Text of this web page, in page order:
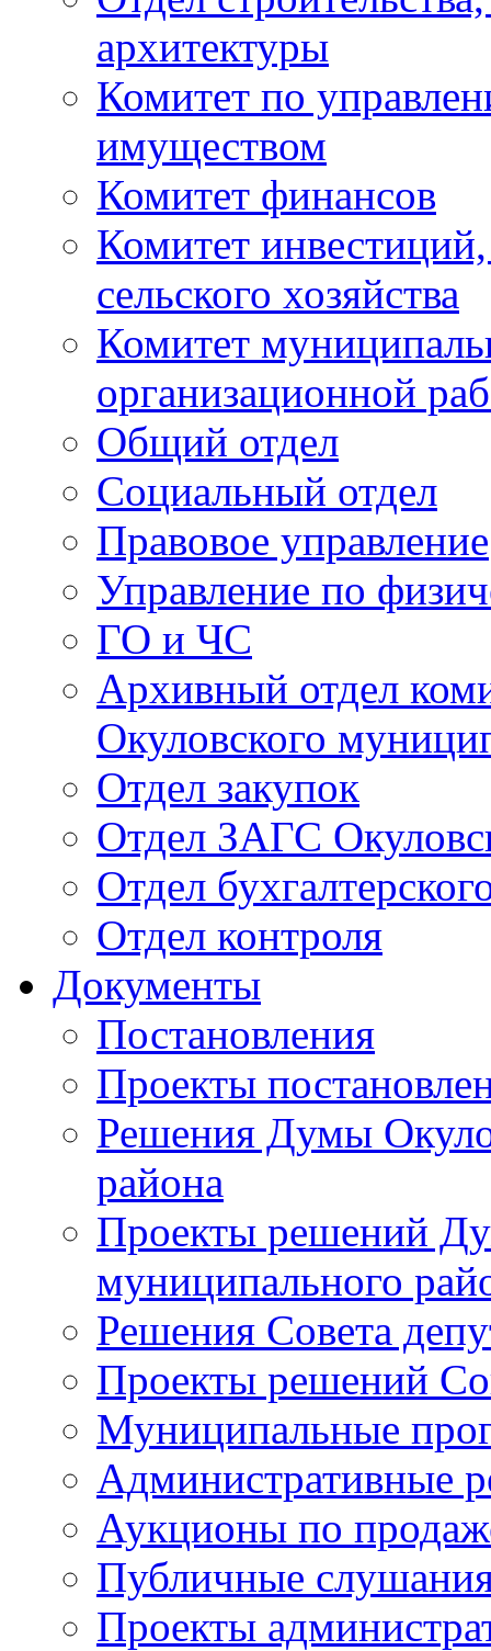
архитектуры
Комитет по
имуществом
Комитет финансов
Комитет
сельского хозяйства
Комитет
организационной
Общий отдел
Социальный отдел
Правовое управление
Управление по
ГО и ЧС
Архивный отдел
Окуловского
Отдел закупок
Отдел ЗАГС
Отдел
Отдел контроля
Документы
Постановления
Проекты
Решения Думы
района
Проекты решений
муниципального
Решения Совета
Проекты решений
Муниципальные
Административные
Аукционы по
Публичные
Проекты